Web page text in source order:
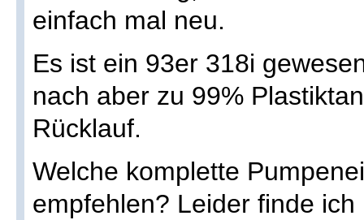
einfach mal neu.
Es ist ein 93er 318i
nach aber zu 99%
Rücklauf.
Welche komplette
empfehlen? Leider finde